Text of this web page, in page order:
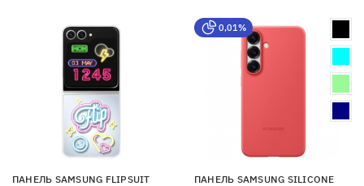
ПАНЕЛЬ SAMSUNG FLIPSUIT
0,01%
ПАНЕЛЬ SAMSUNG SILICONE